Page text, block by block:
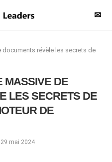
✉
documents révèle les secrets de
MASSIVE DE
LES SECRETS DE
DE
29 mai 2024